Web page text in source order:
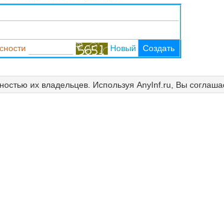
Новый Создать
их владельцев. Используя AnyInf.ru, Вы